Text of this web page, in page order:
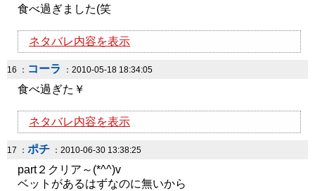
食べ過ぎました(笑
ネタバレ内容を表示
16 ： コーラ ：2010-05-18 18:34:05
食べ過ぎた￥
ネタバレ内容を表示
17 ： ポチ ：2010-06-30 13:38:25
part２クリア～(*^^)v
ベットがあるはずなのに無いから